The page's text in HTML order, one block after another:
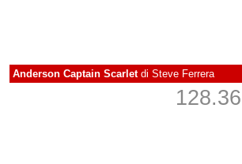
Anderson Captain Scarletdi Steve Ferrera